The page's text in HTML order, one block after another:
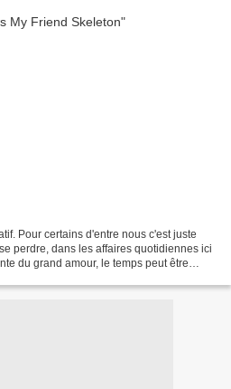
Pour certains d'entre nous c'est juste
perdre, dans les affaires quotidiennes ici
du grand amour, le temps peut être